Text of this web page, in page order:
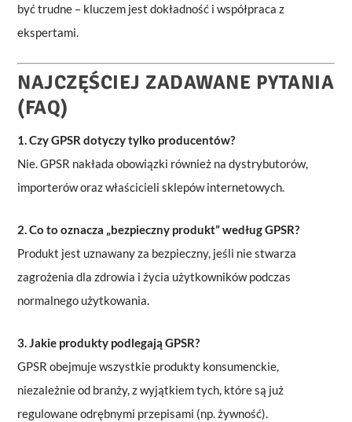
być trudne – kluczem jest dokładność i współpraca z
ekspertami.
NAJCZĘŚCIEJ ZADAWANE PYTANIA
(FAQ)
1. Czy GPSR dotyczy tylko producentów?
Nie. GPSR nakłada obowiązki również na dystrybutorów,
importerów oraz właścicieli sklepów internetowych.
2. Co to oznacza „bezpieczny produkt” według GPSR?
Produkt jest uznawany za bezpieczny, jeśli nie stwarza
zagrożenia dla zdrowia i życia użytkowników podczas
normalnego użytkowania.
3. Jakie produkty podlegają GPSR?
GPSR obejmuje wszystkie produkty konsumenckie,
niezależnie od branży, z wyjątkiem tych, które są już
regulowane odrębnymi przepisami (np. żywność).